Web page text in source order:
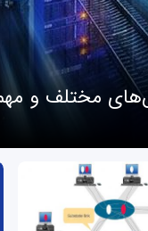
مختلف و